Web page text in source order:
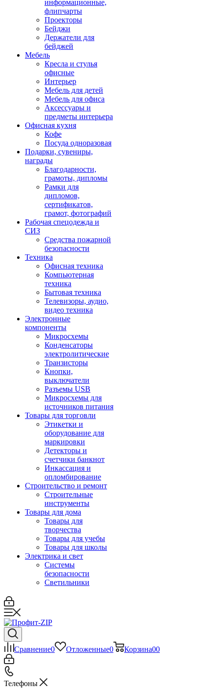
информационные,
флипчарты
Проекторы
Бейджи
Держатели для
бейджей
Мебель
Кресла и стулья
офисные
Интерьер
Мебель для детей
Мебель для офиса
Аксессуары и
предметы интерьера
Офисная кухня
Кофе
Посуда одноразовая
Подарки, сувениры,
награды
Благодарности,
грамоты, дипломы
Рамки для
дипломов,
сертификатов,
грамот, фотографий
Рабочая спецодежда и
СИЗ
Средства пожарной
безопасности
Техника
Офисная техника
Компьютерная
техника
Бытовая техника
Телевизоры, аудио,
видео техника
Электронные
компоненты
Микросхемы
Конденсаторы
электролитические
Транзисторы
Кнопки,
выключатели
Разъемы USB
Микросхемы для
источников питания
Товары для торговли
Этикетки и
оборудование для
маркировки
Детекторы и
счетчики банкнот
Инкассация и
опломбирование
Строительство и ремонт
Строительные
инструменты
Товары для дома
Товары для
творчества
Товары для учебы
Товары для школы
Электрика и свет
Системы
безопасности
Светильники
Сравнение0 Отложенные0 Корзина00
Телефоны